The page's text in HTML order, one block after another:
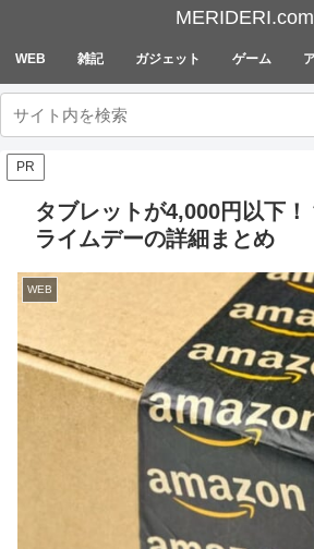
MERIDERI.com
WEB 雑記 ガジェット ゲーム
PR
タブレットが4,000円以下
ライムデーの詳細まとめ
WEB